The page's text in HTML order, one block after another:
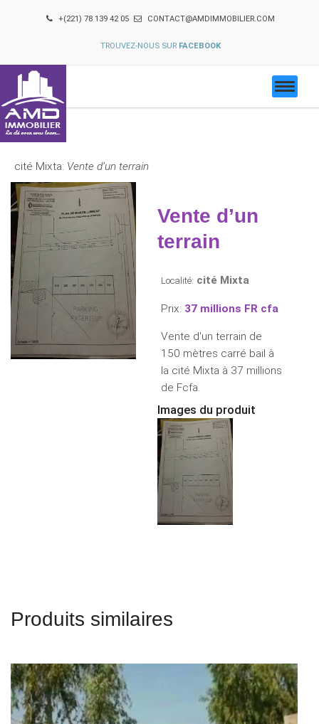
+(221) 78 139 42 05 CONTACT@AMDIMMOBILIER.COM
TROUVEZ-NOUS SUR FACEBOOK
cité Mixta: Vente d’un terrain
Vente d’un
terrain
Localité: cité Mixta
Prix: 37 millions FR cfa
Vente d'un terrain de
150 mètres carré bail à
la cité Mixta à 37 millions
de Fcfa.
Images du produit
Produits similaires